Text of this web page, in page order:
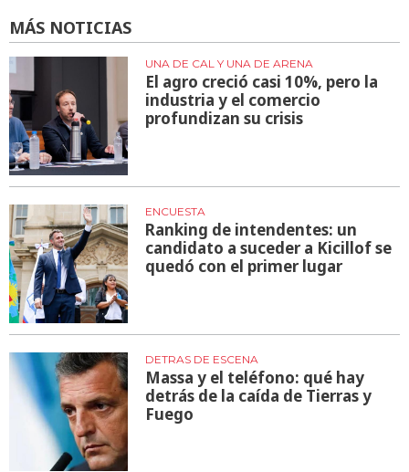
MÁS NOTICIAS
UNA DE CAL Y UNA DE ARENA
El agro creció casi 10%, pero la
industria y el comercio
profundizan su crisis
ENCUESTA
Ranking de intendentes: un
candidato a suceder a Kicillof se
quedó con el primer lugar
DETRAS DE ESCENA
Massa y el teléfono: qué hay
detrás de la caída de Tierras y
Fuego